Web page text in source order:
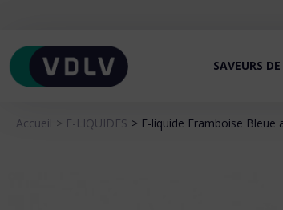
SAVEURS
Accueil E-LIQUIDES E-liquide Framboise